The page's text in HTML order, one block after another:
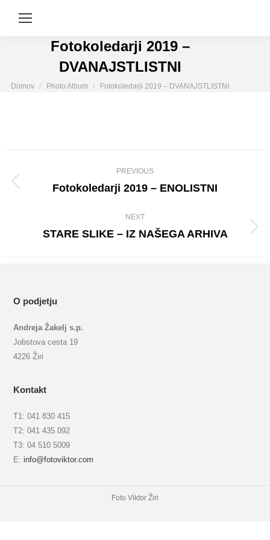
Fotokoledarji 2019 –
DVANAJSTLISTNI
You are here:
Domov Photo Album Fotokoledarji 2019 – DVANAJSTLISTNI
navigation
PREVIOUS
Previous
Fotokoledarji 2019 – ENOLISTNI
NEXT
Next
STARE SLIKE – IZ NAŠEGA ARHIVA
O podjetju
Andreja Žakelj s.p.
Jobstova cesta 19
4226 Žiri
Kontakt
T1: 041 830 415
T2: 041 435 092
T3: 04 510 5009
E: info@fotoviktor.com
Foto Viktor Žiri